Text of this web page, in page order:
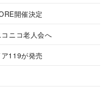
開催決定
コニコ老人会へ
119が発売